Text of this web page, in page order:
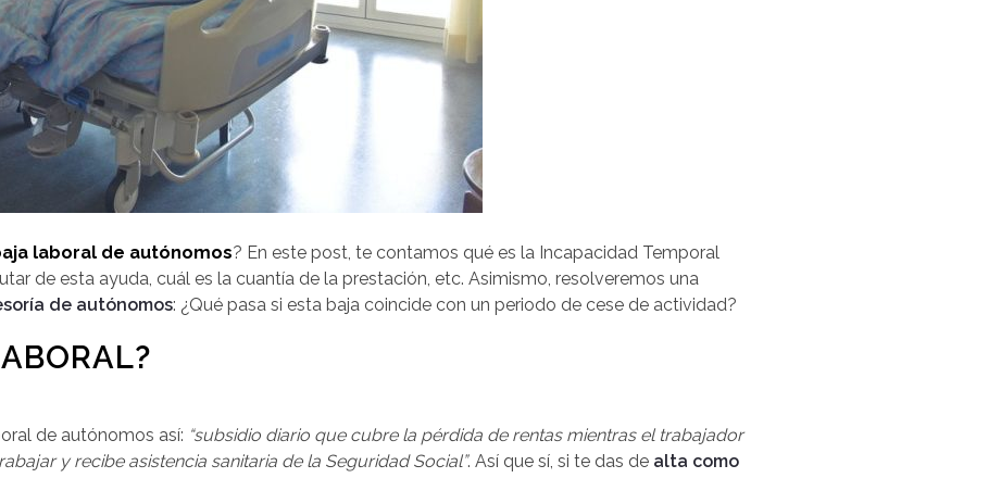
laboral de autónomos? En este post, te contamos qué es la Incapacidad Temporal
de esta ayuda, cuál es la cuantía de la prestación, etc. Asimismo, resolveremos una
de autónomos: ¿Qué pasa si esta baja coincide con un periodo de cese de actividad?
de autónomos así: “subsidio diario que cubre la pérdida de rentas mientras el trabajador
y recibe asistencia sanitaria de la Seguridad Social”. Así que sí, si te das de alta como